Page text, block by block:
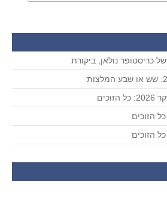
כריסטופר נולאן, ביקורת
הזוכים